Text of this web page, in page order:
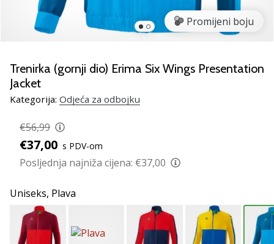
Pronađite
savršen
poklon
odbojku!
Pogledajte
naš
vodič
odaberite
obuću,
odjeću
najboljih
marki
na
tržištu.
Promijeni boju
Trenirka (gornji dio) Erima Six Wings Presentation
Jacket
Kategorija: Odjeća za odbojku
€56,99
€37,00 s PDV-om
Posljednja najniža cijena: €37,00
Uniseks, Plava